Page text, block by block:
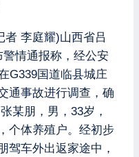
者 李庭耀)山西省吕
情通报称，经公安
G339国道临县城庄
通事故进行调查，确
某朋，男，33岁，
个体养殖户。经初步
驾车外出返家途中，